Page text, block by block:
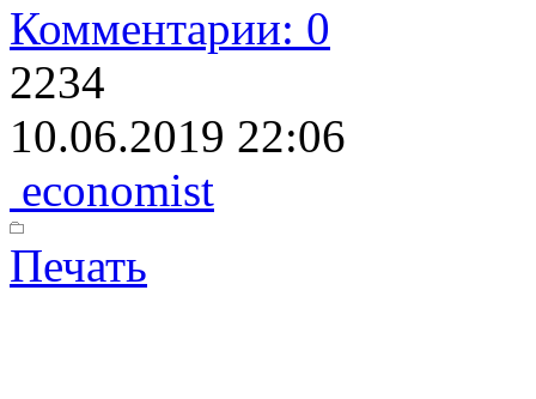
Комментарии: 0
2234
10.06.2019 22:06
economist
Печать